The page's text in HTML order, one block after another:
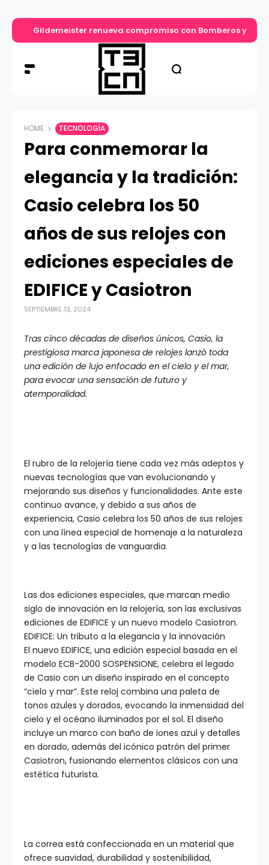
Gildemeister renueva compromiso con Bomberos y
HOME TECNOLOGÍA
Para conmemorar la
elegancia y la tradición:
Casio celebra los 50
años de sus relojes con
ediciones especiales de
EDIFICE y Casiotron
SEPTIEMBRE 13, 2024
Tras cinco décadas de diseños únicos, Casio, la
prestigiosa marca japonesa de relojes lanzó toda
una edición de lujo enfocado en el cielo y el mar,
para evocar una sensación de futuro y
atemporalidad.
El rubro de la relojería tiene cada vez más adeptos y
nuevas tecnologías que van evolucionando y
mejorando sus diseños y funcionalidades. Ante este
continuo avance, y debido a sus años de
experiencia, Casio celebra los 50 años de sus relojes
con una línea especial de homenaje a la naturaleza
y a las tecnologías de vanguardia.
Las dos ediciones especiales, que marcan medio
siglo de innovación en la relojería, son las exclusivas
ediciones de EDIFICE y un nuevo modelo Casiotron.
EDIFICE: Un tributo a la elegancia y la innovación
El nuevo EDIFICE, una edición especial basada en el
modelo ECB-2000 SOSPENSIONE, celebra el legado
de Casio con un diseño inspirado en el concepto
“cielo y mar”. Este reloj combina una paleta de
tonos azules y dorados, evocando la inmensidad del
cielo y el océano iluminados por el sol. El diseño
incluye un marco con baño de iones azul y detalles
en dorado, además del icónico patrón del primer
Casiotron, fusionando elementos clásicos con una
estética futurista.
La correa está confeccionada en un material que
ofrece suavidad, durabilidad y sostenibilidad,